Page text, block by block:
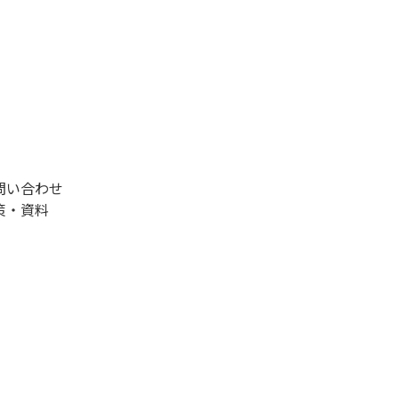
い合わせ
・資料